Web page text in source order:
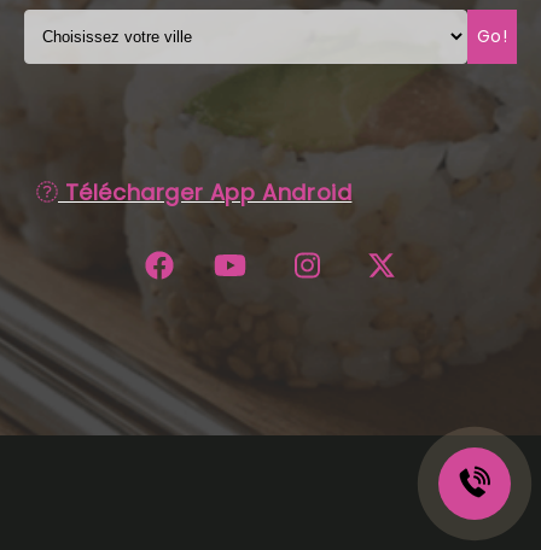
C.G.V
Go!
Télécharger App Android